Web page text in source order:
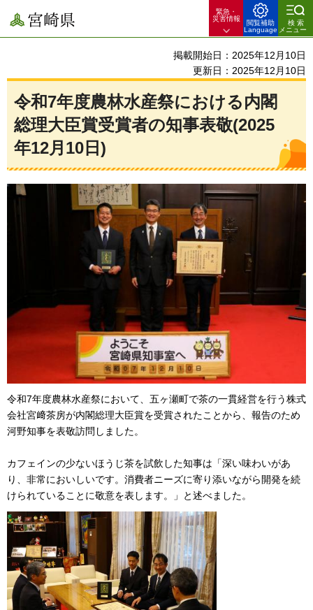
宮崎県
緊急・
災害情報
閲覧補助
Language
検索
メニュー
掲載開始日：2025年12月10日
更新日：2025年12月10日
令和7年度農林水産祭における内閣
総理大臣賞受賞者の知事表敬(2025
年12月10日)
令和7年度農林水産祭において、五ヶ瀬町で茶の一貫経営を行う株式
会社宮﨑茶房が内閣総理大臣賞を受賞されたことから、報告のため
河野知事を表敬訪問しました。
カフェインの少ないほうじ茶を試飲した知事は「深い味わいがあ
り、非常においしいです。消費者ニーズに寄り添いながら開発を続
けられていることに敬意を表します。」と述べました。